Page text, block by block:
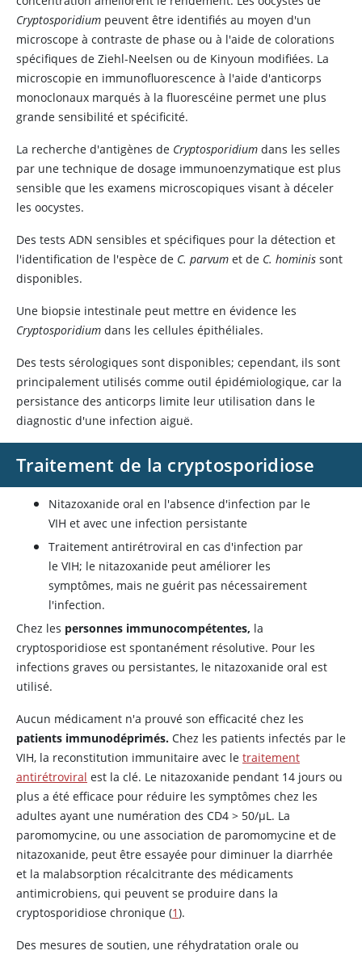
Cryptosporidium peuvent être identifiés au moyen d'un
microscope à contraste de phase ou à l'aide de colorations
spécifiques de Ziehl-Neelsen ou de Kinyoun modifiées. La
microscopie en immunofluorescence à l'aide d'anticorps
monoclonaux marqués à la fluorescéine permet une plus
grande sensibilité et spécificité.
La recherche d'antigènes de Cryptosporidium dans les selles
par une technique de dosage immunoenzymatique est plus
sensible que les examens microscopiques visant à déceler
les oocystes.
Des tests ADN sensibles et spécifiques pour la détection et
l'identification de l'espèce de C. parvum et de C. hominis sont
disponibles.
Une biopsie intestinale peut mettre en évidence les
Cryptosporidium dans les cellules épithéliales.
Des tests sérologiques sont disponibles; cependant, ils sont
principalement utilisés comme outil épidémiologique, car la
persistance des anticorps limite leur utilisation dans le
diagnostic d'une infection aiguë.
Traitement de la cryptosporidiose
Nitazoxanide oral en l'absence d'infection par le
VIH et avec une infection persistante
Traitement antirétroviral en cas d'infection par
le VIH; le nitazoxanide peut améliorer les
symptômes, mais ne guérit pas nécessairement
l'infection.
Chez les personnes immunocompétentes, la
cryptosporidiose est spontanément résolutive. Pour les
infections graves ou persistantes, le nitazoxanide oral est
utilisé.
Aucun médicament n'a prouvé son efficacité chez les
patients immunodéprimés. Chez les patients infectés par le
VIH, la reconstitution immunitaire avec le traitement
antirétroviral est la clé. Le nitazoxanide pendant 14 jours ou
plus a été efficace pour réduire les symptômes chez les
adultes ayant une numération des CD4 > 50/µL. La
paromomycine, ou une association de paromomycine et de
nitazoxanide, peut être essayée pour diminuer la diarrhée
et la malabsorption récalcitrante des médicaments
antimicrobiens, qui peuvent se produire dans la
cryptosporidiose chronique (1).
Des mesures de soutien, une réhydratation orale ou